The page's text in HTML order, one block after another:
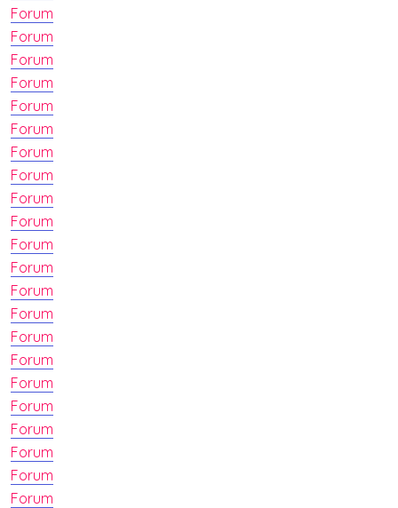
Forum
Forum
Forum
Forum
Forum
Forum
Forum
Forum
Forum
Forum
Forum
Forum
Forum
Forum
Forum
Forum
Forum
Forum
Forum
Forum
Forum
Forum